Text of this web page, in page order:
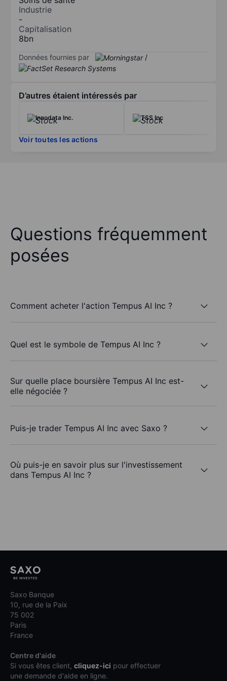
Industrie
-
Capitalisation
8bn
Données fournies par /
D’autres étaient intéressés par
Innodata Inc. TSS Inc
Voir toutes les actions
Questions fréquemment
posées
Comment acheter l'action Tempus AI Inc ?
Quel est le symbole de Tempus AI Inc ?
Sur quelle place boursière Tempus AI Inc est-
elle négociée ?
Puis-je trader Tempus AI Inc avec Saxo ?
Où puis-je en savoir plus sur l'investissement
dans Tempus AI Inc ?
Saxo Banque
10, rue de la Paix
75 002
Paris
France
Centre d'aide
Si vous êtes client, cliquez-ici pour effectuer
une demande d'aide en ligne.